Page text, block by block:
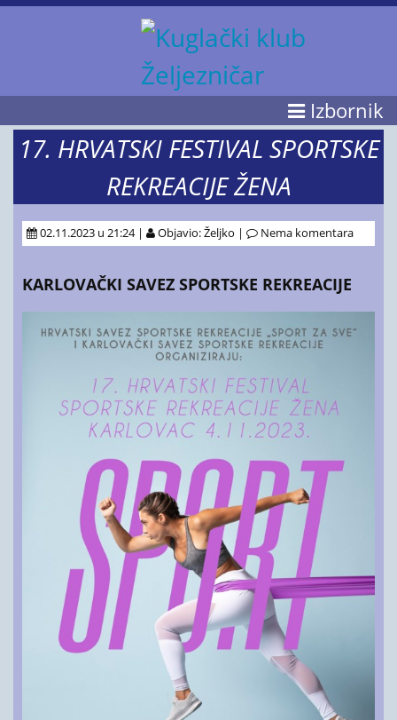
Izbornik
17. HRVATSKI FESTIVAL SPORTSKE
REKREACIJE ŽENA
02.11.2023 u 21:24 | Objavio: Željko | Nema komentara
KARLOVAČKI SAVEZ SPORTSKE REKREACIJE